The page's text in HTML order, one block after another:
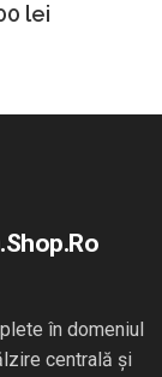
lei
în domeniul
centrală și